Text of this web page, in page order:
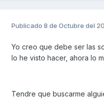
Publicado 8 de Octubre del
Yo creo que debe ser las
lo he visto hacer, ahora lo
Tendre que buscarme